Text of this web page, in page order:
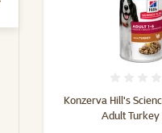
Konzerva Hill's
Adult Turkey